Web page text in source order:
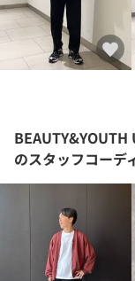
BEAUTY&YOUTH
のスタッフコーデ